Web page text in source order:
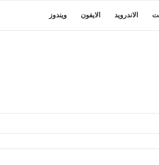
الاندرويد الايفون ويندوز